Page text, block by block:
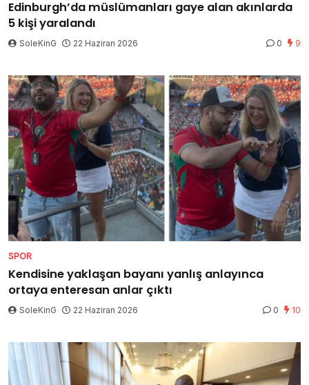
Edinburgh’da müslümanları gaye alan akınlarda
5 kişi yaralandı
SoleKinG 22 Haziran 2026 0 9
SPOR
Kendisine yaklaşan bayanı yanlış anlayınca
ortaya enteresan anlar çıktı
SoleKinG 22 Haziran 2026 0 10